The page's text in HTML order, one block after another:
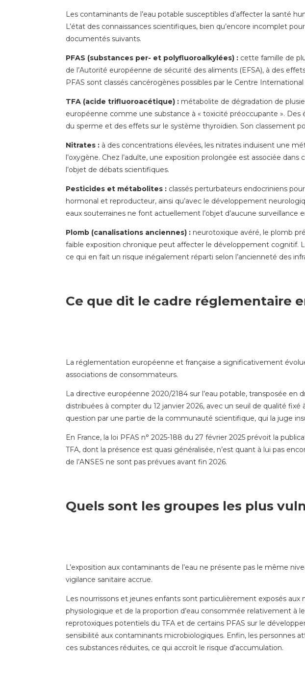
Les contaminants de l’eau potable susceptibles d’affecter la santé
L’état des connaissances scientifiques, bien qu’encore incomplet
documentés suivants.
PFAS (substances per- et polyfluoroalkylées) : cette famille de
de l’Autorité européenne de sécurité des aliments (EFSA), à des
PFAS sont classés cancérogènes possibles par le Centre
TFA (acide trifluoroacétique) : métabolite de dégradation de
européenne comme une substance à « toxicité préoccupante ».
du sperme et des effets sur le système thyroïdien. Son classement
Nitrates : à des concentrations élevées, les nitrates induisent une
l’oxygène. Chez l’adulte, une exposition prolongée est associée
l’objet de débats scientifiques.
Pesticides et métabolites : classés perturbateurs endocriniens
hormonal et reproducteur, ainsi qu’avec le développement
eaux souterraines ne font actuellement l’objet d’aucune surveillance
Plomb (canalisations anciennes) : neurotoxique avéré, le plomb
faible exposition chronique peut affecter le développement cognitif.
ce qui en fait un risque inégalement réparti selon l’ancienneté des
Ce que dit le cadre réglementaire
La réglementation européenne et française a significativement
associations de consommateurs.
La directive européenne 2020/2184 sur l’eau potable, transposée en
distribuées à compter du 12 janvier 2026, avec un seuil de qualité
question par une partie de la communauté scientifique, qui la juge
En France, la loi PFAS n° 2025-188 du 27 février 2025 prévoit la
TFA, dont la présence est quasi généralisée, n’est quant à lui pas
de l’ANSES ne sont pas prévues avant fin 2026.
Quels sont les groupes les plus
L’exposition aux contaminants de l’eau ne présente pas le même
vigilance sanitaire accrue.
Les nourrissons et jeunes enfants sont particulièrement exposés
physiologique et de la proportion d’eau consommée relativement à
reprotoxiques potentiels du TFA et de certains PFAS sur le
sensibilité aux contaminants microbiologiques. Enfin, les personnes
ces substances réduites, ce qui accroît le risque d’accumulation.